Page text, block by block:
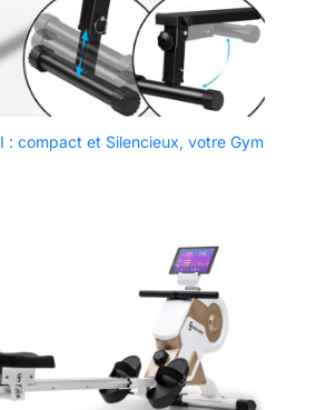
: compact et Silencieux, votre Gym